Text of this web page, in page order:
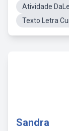
Atividade
Texto Letra
Sandra